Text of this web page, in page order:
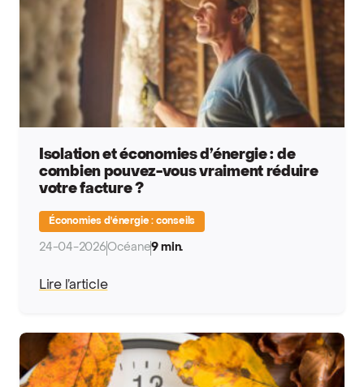
Isolation et économies d’énergie : de
combien pouvez-vous vraiment réduire
votre facture ?
Économies d'énergie : conseils
24-04-2026Océane9 min.
Lire l’article